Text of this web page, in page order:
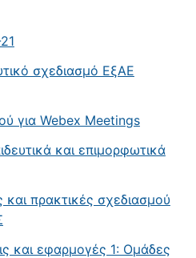
σχεδιασμό ΕξΑΕ
για Webex Meetings
και επιμορφωτικά
πρακτικές σχεδιασμού
και εφαρμογές 1: Oμάδες